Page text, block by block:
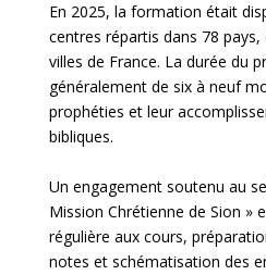
En 2025, la formation était
centres répartis dans 78 pays,
villes de France. La durée du
généralement de six à neuf
prophéties et leur
bibliques.
Un engagement soutenu au
Mission Chrétienne de Sion »
régulière aux cours,
notes et schématisation des